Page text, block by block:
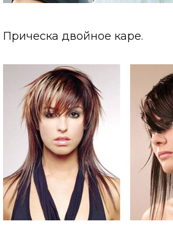
Прическа двойное каре.